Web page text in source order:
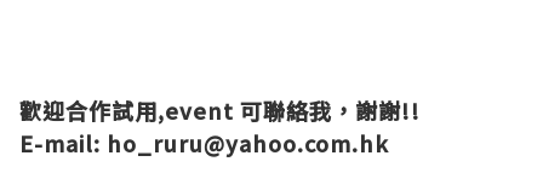
歡迎合作試用,event 可聯絡我，謝謝!!
E-mail: ho_ruru@yahoo.com.hk